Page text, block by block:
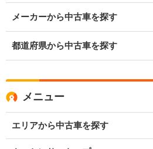
メーカーから中古車を探す
都道府県から中古車を探す
メニュー
エリアから中古車を探す